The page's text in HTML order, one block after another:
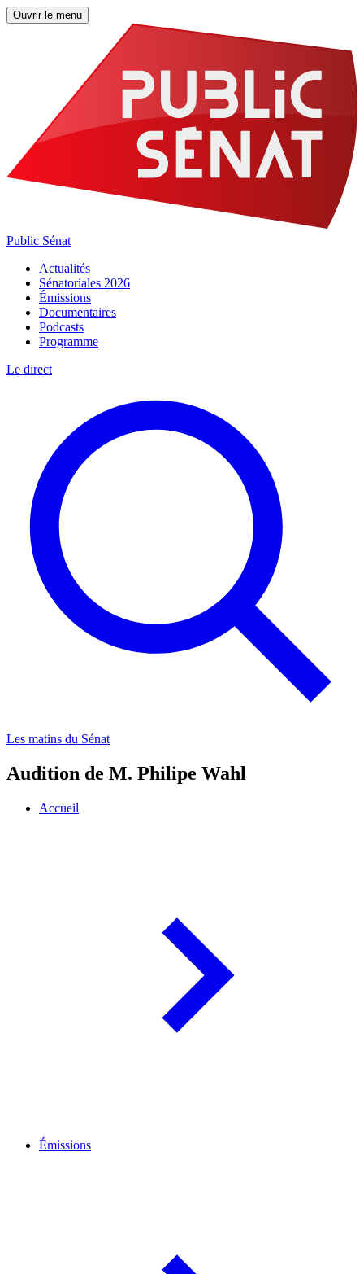
Ouvrir le menu
Public Sénat
Actualités
Sénatoriales 2026
Émissions
Documentaires
Podcasts
Programme
Le direct
Les matins du Sénat
Audition de M. Philipe Wahl
Accueil
Émissions